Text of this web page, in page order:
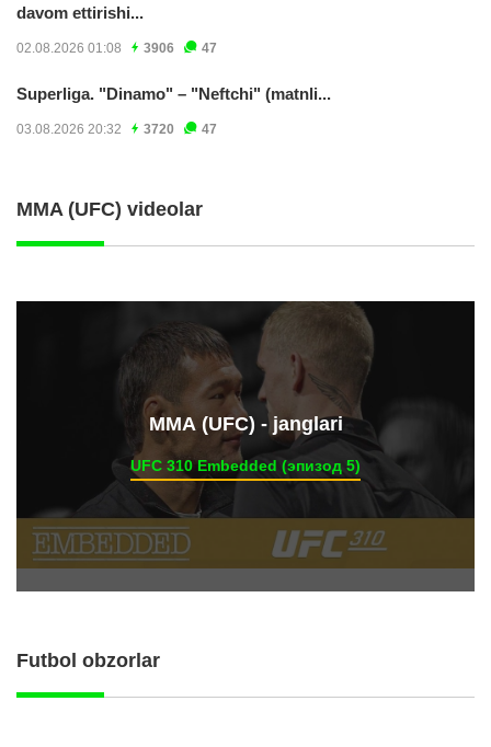
davom ettirishi...
02.08.2026 01:08 3906 47
Superliga. "Dinamo" – "Neftchi" (matnli...
03.08.2026 20:32 3720 47
MMA (UFC) videolar
ММА (UFC) - janglari
UFC 310 Embedded (эпизод 5)
Futbol obzorlar